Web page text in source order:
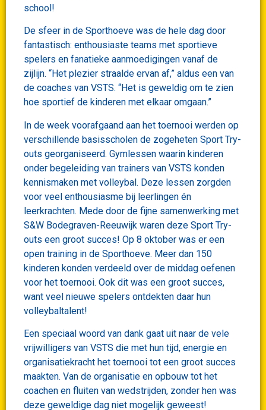
school!
De sfeer in de Sporthoeve was de hele dag door
fantastisch: enthousiaste teams met sportieve
spelers en fanatieke aanmoedigingen vanaf de
zijlijn. “Het plezier straalde ervan af,” aldus een van
de coaches van VSTS. “Het is geweldig om te zien
hoe sportief de kinderen met elkaar omgaan.”
In de week voorafgaand aan het toernooi werden op
verschillende basisscholen de zogeheten Sport Try-
outs georganiseerd. Gymlessen waarin kinderen
onder begeleiding van trainers van VSTS konden
kennismaken met volleybal. Deze lessen zorgden
voor veel enthousiasme bij leerlingen én
leerkrachten. Mede door de fijne samenwerking met
S&W Bodegraven-Reeuwijk waren deze Sport Try-
outs een groot succes! Op 8 oktober was er een
open training in de Sporthoeve. Meer dan 150
kinderen konden verdeeld over de middag oefenen
voor het toernooi. Ook dit was een groot succes,
want veel nieuwe spelers ontdekten daar hun
volleybaltalent!
Een speciaal woord van dank gaat uit naar de vele
vrijwilligers van VSTS die met hun tijd, energie en
organisatiekracht het toernooi tot een groot succes
maakten. Van de organisatie en opbouw tot het
coachen en fluiten van wedstrijden, zonder hen was
deze geweldige dag niet mogelijk geweest!